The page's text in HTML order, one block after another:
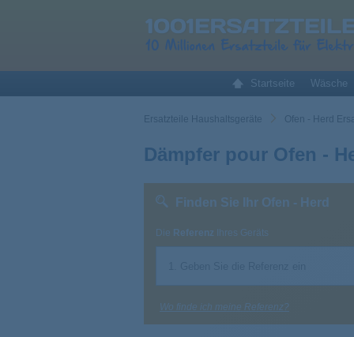
Startseite Wäsche
Ersatzteile Haushaltsgeräte Ofen - Herd
Dämpfer pour Ofen -
Finden Sie Ihr Ofen - Herd
Die Referenz Ihres Geräts
Wo finde ich meine Referenz?